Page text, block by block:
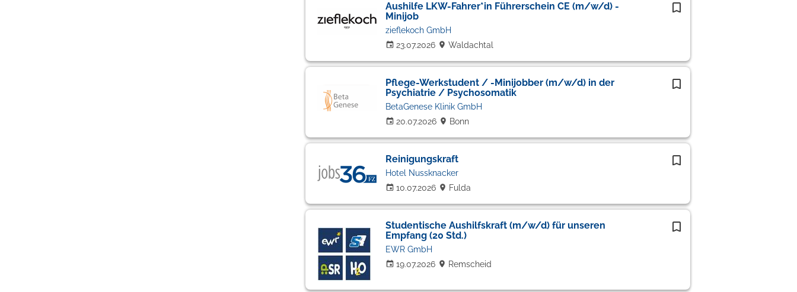
Aushilfe LKW-Fahrer*in Führerschein CE (m/w/d) -
Minijob
23.07.2026
zieflekoch GmbH
Waldachtal
Pflege-Werkstudent / -Minijobber (m/w/d) in der
Psychiatrie / Psychosomatik
20.07.2026
BetaGenese Klinik GmbH
Bonn
Reinigungskraft
10.07.2026
Hotel Nussknacker
Fulda
Studentische Aushilfskraft (m/w/d) für unseren
Empfang (20 Std.)
19.07.2026
EWR GmbH
Remscheid